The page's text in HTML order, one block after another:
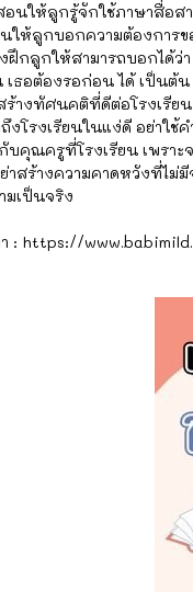
อนให้ลูกรู้จักใช้ภาษาสื่อส
ให้ลูกบอกความต้องการข
ฝึกลูกให้สามารถบอกได้ว่
เธอต้องรอก่อน ได้ เป็นต้น
ร้างทัศนคติที่ดีต่อโรงเรียน
งโรงเรียนในแง่ดี อย่าใช้
บคุณครูที่โรงเรียน เพราะ
าสร้างความคาดหวังที่ไม่
มเป็นจริง
: https://